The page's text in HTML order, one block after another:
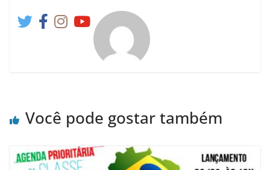
Você pode gostar também